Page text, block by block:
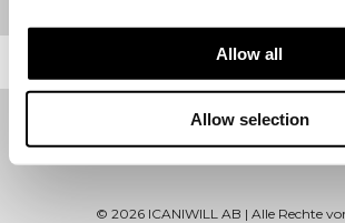
Allow all
Allow selection
© 2026ICANIWILL AB | Alle Rechte